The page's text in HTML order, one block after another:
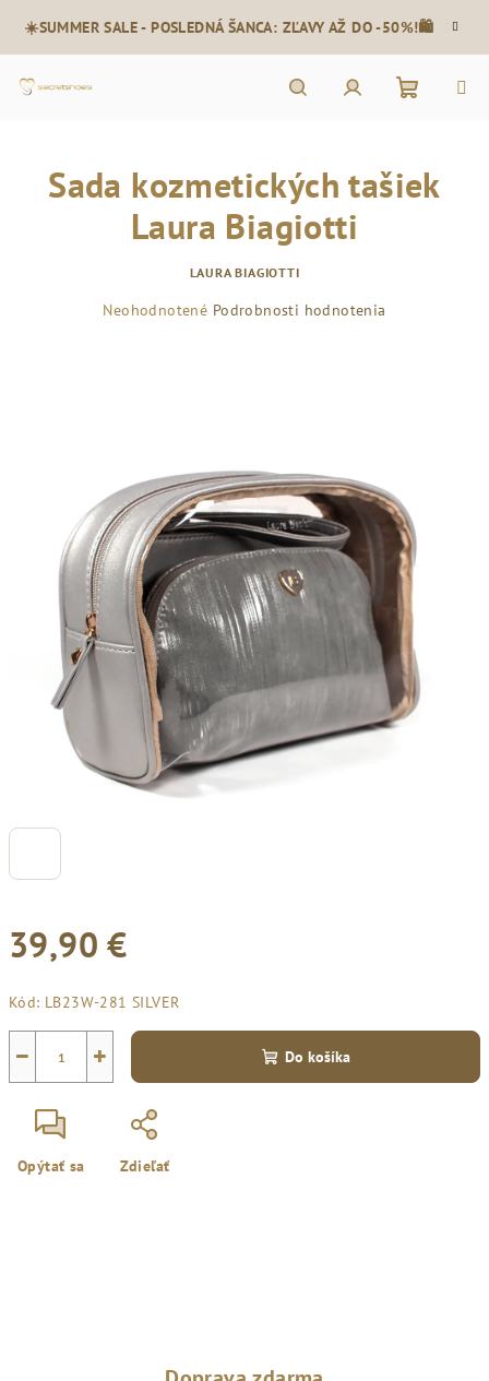
obsah
☀️SUMMER SALE - POSLEDNÁ ŠANCA: ZĽAVY AŽ DO -50%!🛍️
košík
39,90 €
cena:
Kód: LB23W-281 SILVER
+
− Do košíka
Opýtať sa Zdieľať
Sada kozmetických tašiek
Laura Biagiotti
LAURA BIAGIOTTI
Priemerné
Neohodnotené Podrobnosti hodnotenia